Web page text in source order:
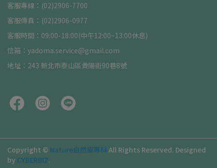
客服專線：(02)2906-7700
客服傳真：(02)2906-0977
客服時間：09:00-18:00(中午12:00~13:00休息)
信箱：yadoma.service@gmail.com
地址：243 新北市泰山區貴陽街90巷8號
Copyright © Nature自然寵專科All Rights Reserved. Designed
by CYBERBIZ.